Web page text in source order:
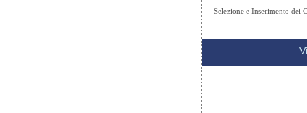
Selezione e Inserimento dei